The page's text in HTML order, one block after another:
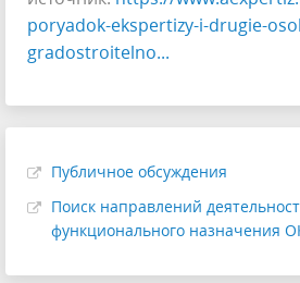
poryadok-ekspertizy-i-drugie-
gradostroitelno...
Публичное обсуждения
Поиск направлений
функционального назначения